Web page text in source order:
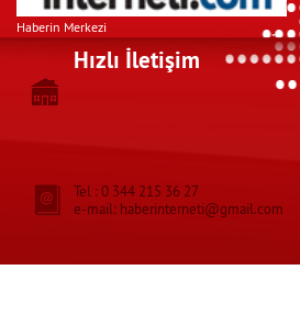
Haberin Merkezi
Hızlı İletişim
Tel : 0 344 215 36 27
e-mail: haberinterneti@gmail.com